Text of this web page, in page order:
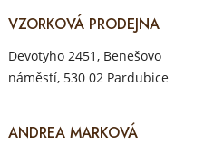
VZORKOVÁ PRODEJNA
Devotyho 2451, Benešovo
náměstí, 530 02 Pardubice
ANDREA MARKOVÁ